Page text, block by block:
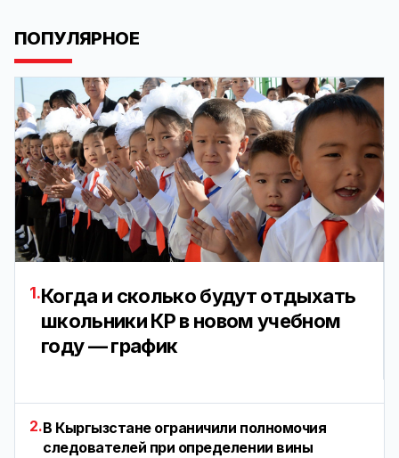
ПОПУЛЯРНОЕ
1.Когда и сколько будут отдыхать
школьники КР в новом учебном
году — график
2.В Кыргызстане ограничили полномочия
следователей при определении вины